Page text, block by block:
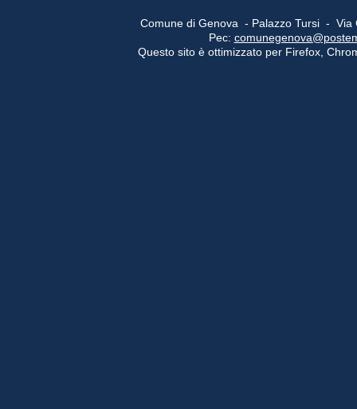
Comune di Genova - Palazzo Tursi -
Pec:
Questo sito è ottimizzato per Firefox,